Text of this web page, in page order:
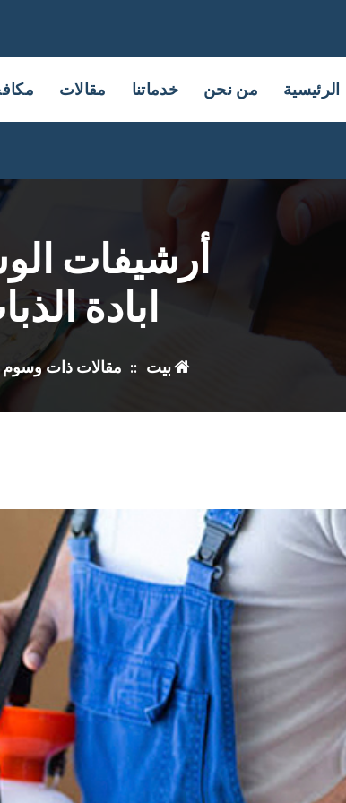
الرئيسية من نحن خدماتنا مقالات
أرشيفات
ابادة
بيت :: مقالات ذات وسوم